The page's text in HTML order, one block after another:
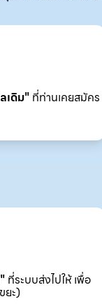
เดิม"ที่ท่านเคยสมัคร
ที่ระบบส่งไปให้ เพื่อ
ยะ)